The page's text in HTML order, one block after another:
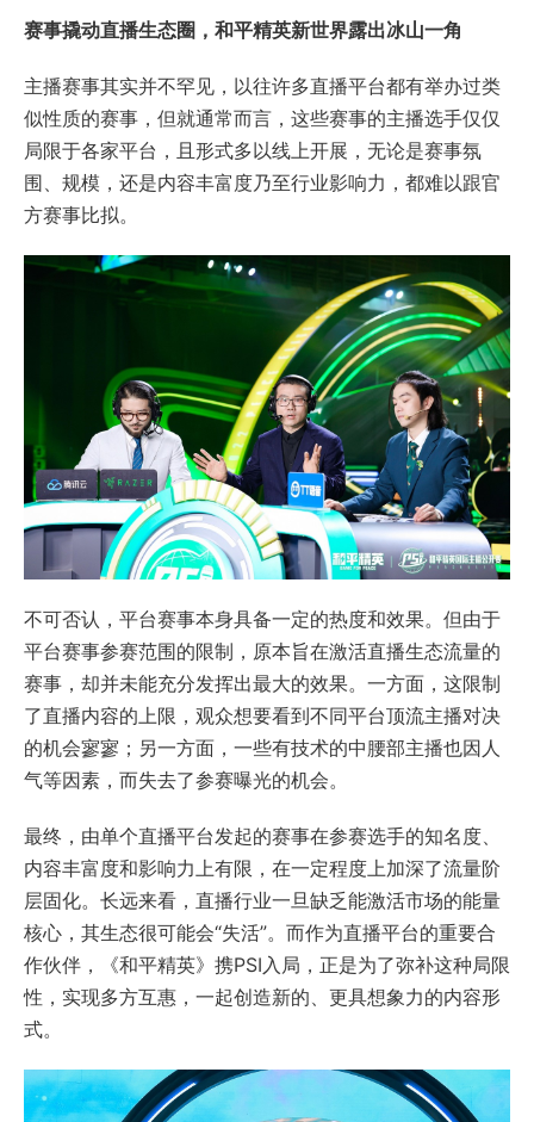
赛事撬动直播生态圈，和平精英新世界露出冰山一角
主播赛事其实并不罕见，以往许多直播平台都有举办过类
似性质的赛事，但就通常而言，这些赛事的主播选手仅仅
局限于各家平台，且形式多以线上开展，无论是赛事氛
围、规模，还是内容丰富度乃至行业影响力，都难以跟官
方赛事比拟。
不可否认，平台赛事本身具备一定的热度和效果。但由于
平台赛事参赛范围的限制，原本旨在激活直播生态流量的
赛事，却并未能充分发挥出最大的效果。一方面，这限制
了直播内容的上限，观众想要看到不同平台顶流主播对决
的机会寥寥；另一方面，一些有技术的中腰部主播也因人
气等因素，而失去了参赛曝光的机会。
最终，由单个直播平台发起的赛事在参赛选手的知名度、
内容丰富度和影响力上有限，在一定程度上加深了流量阶
层固化。长远来看，直播行业一旦缺乏能激活市场的能量
核心，其生态很可能会“失活”。而作为直播平台的重要合
作伙伴，《和平精英》携PSI入局，正是为了弥补这种局限
性，实现多方互惠，一起创造新的、更具想象力的内容形
式。